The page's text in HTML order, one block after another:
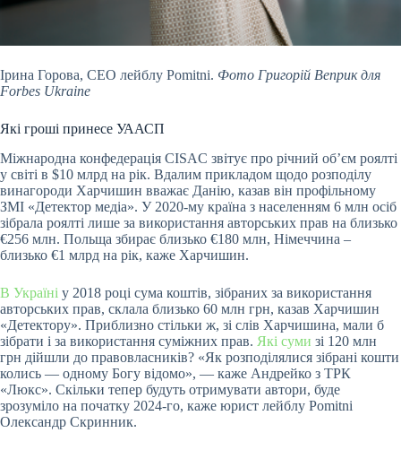
Ірина Горова, СЕО лейблу Pomitni. Фото Григорій Веприк для
Forbes Ukraine
Які гроші принесе УААСП
Міжнародна конфедерація CISAC звітує про річний об’єм роялті
у світі в $10 млрд на рік. Вдалим прикладом щодо розподілу
винагороди Харчишин вважає Данію, казав він профільному
ЗМІ «Детектор медіа». У 2020-му країна з населенням 6 млн осіб
зібрала роялті лише за використання авторських прав на близько
€256 млн. Польща збирає близько €180 млн, Німеччина –
близько €1 млрд на рік, каже Харчишин.
В Україні у 2018 році сума коштів, зібраних за використання
авторських прав, склала близько 60 млн грн, казав Харчишин
«Детектору». Приблизно стільки ж, зі слів Харчишина, мали б
зібрати і за використання суміжних прав. Які суми зі 120 млн
грн дійшли до правовласників? «Як розподілялися зібрані кошти
колись — одному Богу відомо», — каже Андрейко з ТРК
«Люкс». Скільки тепер будуть отримувати автори, буде
зрозуміло на початку 2024-го, каже юрист лейблу Pomitni
Олександр Скринник.